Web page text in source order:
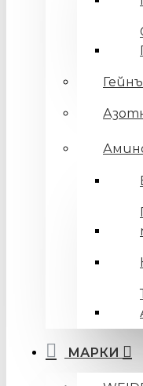
МАРКИ